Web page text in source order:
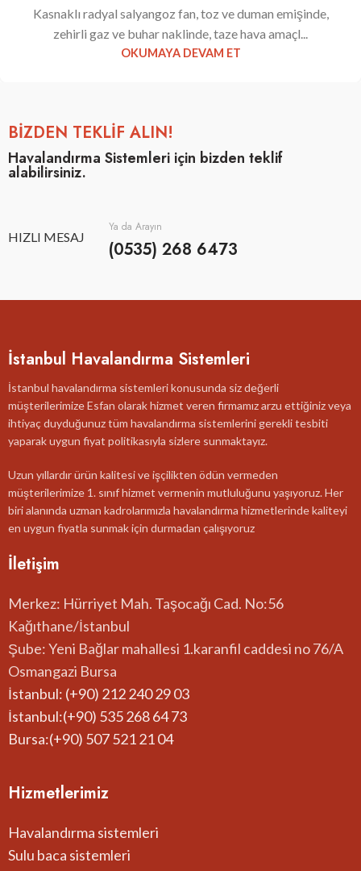
Kasnaklı radyal salyangoz fan, toz ve duman emişinde,
zehirli gaz ve buhar naklinde, taze hava amaçl...
OKUMAYA DEVAM ET
BİZDEN TEKLİF ALIN!
Havalandırma Sistemleri için bizden teklif
alabilirsiniz.
HIZLI MESAJ
Ya da Arayın
(0535) 268 6473
İstanbul Havalandırma Sistemleri
İstanbul havalandırma sistemleri konusunda siz değerli
müşterilerimize Esfan olarak hizmet veren firmamız arzu ettiğiniz veya
ihtiyaç duyduğunuz tüm havalandırma sistemlerini gerekli tesbiti
yaparak uygun fiyat politikasıyla sizlere sunmaktayız.
Uzun yıllardır ürün kalitesi ve işçilikten ödün vermeden
müşterilerimize 1. sınıf hizmet vermenin mutluluğunu yaşıyoruz. Her
biri alanında uzman kadrolarımızla havalandırma hizmetlerinde kaliteyi
en uygun fiyatla sunmak için durmadan çalışıyoruz
İletişim
Merkez: Hürriyet Mah. Taşocağı Cad. No:56
Kağıthane/İstanbul
Şube: Yeni Bağlar mahallesi 1.karanfil caddesi no 76/A
Osmangazi Bursa
İstanbul: (+90) 212 240 29 03
İstanbul:(+90) 535 268 64 73
Bursa:(+90) 507 521 21 04
Hizmetlerimiz
Havalandırma sistemleri
Sulu baca sistemleri